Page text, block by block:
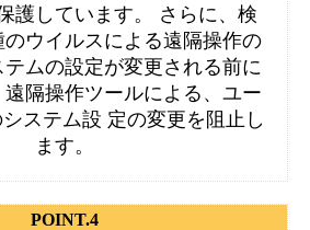
護しています。 さらに、検
ウイルスによる遠隔操作の
ムの設定が変更される前に
隔操作ツールによる、ユー
ステム設 定の変更を阻止し
ます。
POINT.4